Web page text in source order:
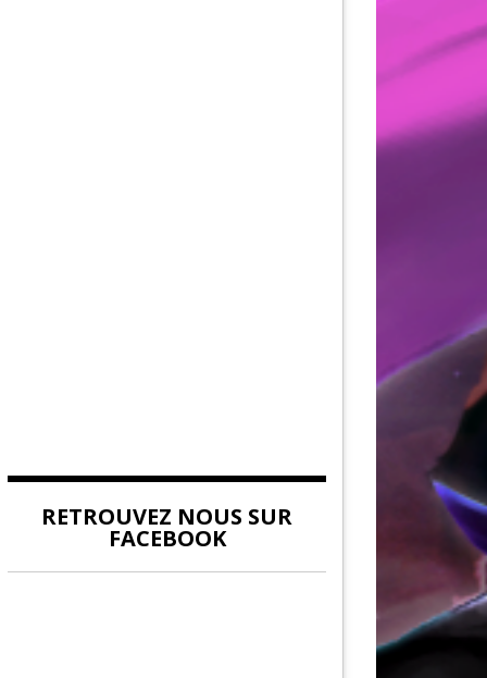
RETROUVEZ NOUS SUR
FACEBOOK